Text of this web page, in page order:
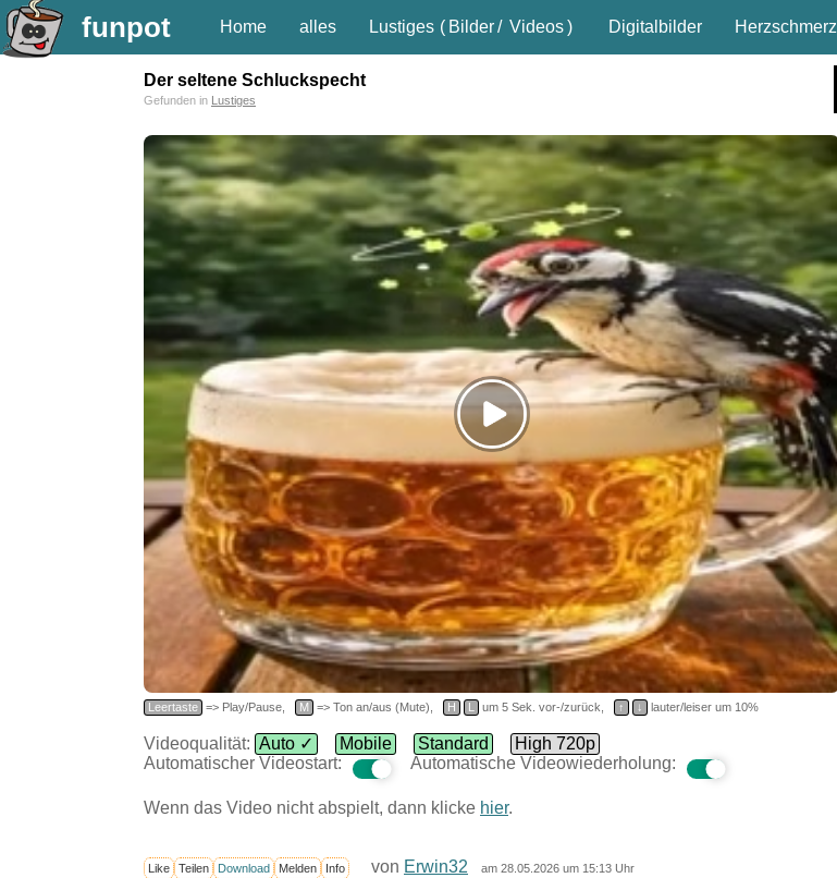
funpot Home alles Lustiges ( Bilder/ Videos) Digitalbilder Herzschmerz
Der seltene Schluckspecht
Gefunden in Lustiges
Leertaste => Play/Pause, M => Ton an/aus (Mute), H L um 5 Sek. vor-/zurück, ↑ ↓ lauter/leiser um 10%
Videoqualität: Auto ✓ Mobile Standard
High 720p
Automatischer Videostart:
Automatische Videowiederholung:
Wenn das Video nicht abspielt, dann klicke hier.
Like Teilen Download Melden Info von Erwin32 am 28.05.2026 um 15:13 Uhr